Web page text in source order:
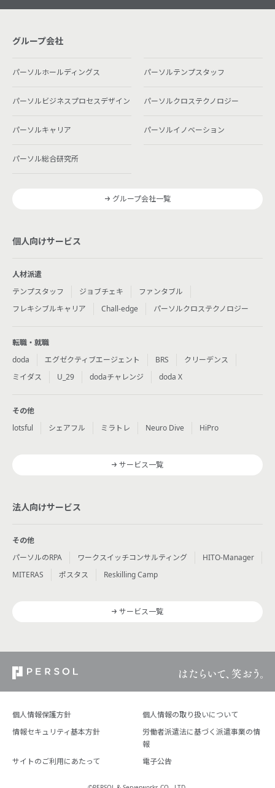
グループ会社
パーソルホールディングス パーソルテンプスタッフ
パーソルビジネスプロセスデザイン パーソルクロステクノロジー
パーソルキャリア パーソルイノベーション
パーソル総合研究所
グループ会社一覧
個人向けサービス
人材派遣
テンプスタッフ
ジョブチェキ
ファンタブル
フレキシブルキャリア
Chall-edge パーソルクロステクノロジー
転職・就職
doda
エグゼクティブエージェント BRS
クリーデンス
ミイダス
U_29 dodaチャレンジ doda X
その他
lotsful
シェアフル ミラトレ Neuro Dive HiPro
サービス一覧
法人向けサービス
その他
パーソルのRPA
ワークスイッチコンサルティング
HITO-Manager
MITERAS
ポスタス Reskilling Camp
サービス一覧
個人情報保護方針
個人情報の取り扱いについて
情報セキュリティ基本方針
労働者派遣法に基づく派遣事業の情
報
サイトのご利用にあたって
電子公告